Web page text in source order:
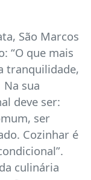
São Marcos
“O que mais
tranquilidade,
sua
deve ser:
ser
Cozinhar é
culinária